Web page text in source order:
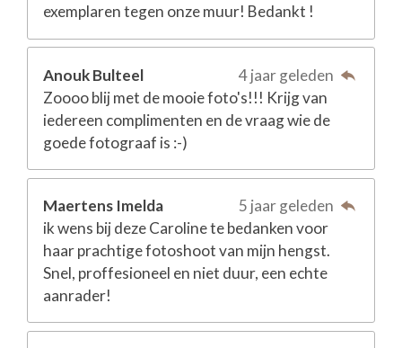
exemplaren tegen onze muur! Bedankt !
Anouk Bulteel
4 jaar geleden
Zoooo blij met de mooie foto's!!! Krijg van
iedereen complimenten en de vraag wie de
goede fotograaf is :-)
Maertens Imelda
5 jaar geleden
ik wens bij deze Caroline te bedanken voor
haar prachtige fotoshoot van mijn hengst.
Snel, proffesioneel en niet duur, een echte
aanrader!